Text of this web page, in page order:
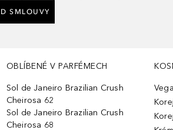
SMLOUVY
OBLÍBENÉ V PARFÉMECH
Sol de Janeiro Brazilian Crush
Cheirosa 62
Sol de Janeiro Brazilian Crush
Cheirosa 68